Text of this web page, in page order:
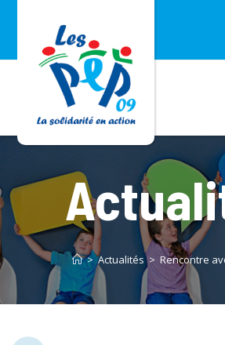
> Actualités > Rencontre